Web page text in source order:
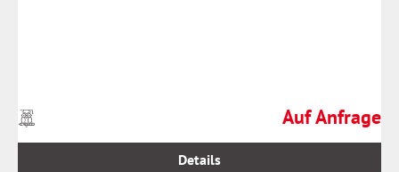
Regulärer Preis:
Auf Anfrage
Preise
inkl.
Details